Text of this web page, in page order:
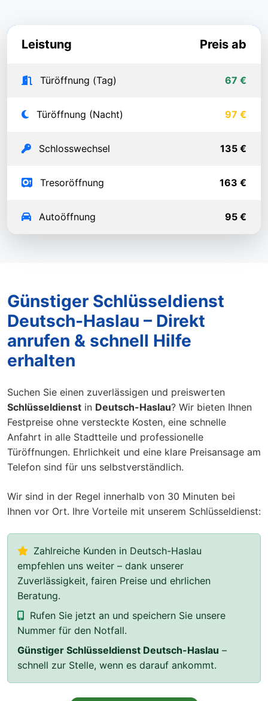
Leistung Preis ab
Türöffnung (Tag) 67 €
Türöffnung (Nacht) 97 €
Schlosswechsel 135 €
Tresoröffnung 163 €
Autoöffnung 95 €
Günstiger Schlüsseldienst
Deutsch-Haslau – Direkt
anrufen & schnell Hilfe
erhalten
Suchen Sie einen zuverlässigen und preiswerten
Schlüsseldienst in Deutsch-Haslau? Wir bieten Ihnen
Festpreise ohne versteckte Kosten, eine schnelle
Anfahrt in alle Stadtteile und professionelle
Türöffnungen. Ehrlichkeit und eine klare Preisansage am
Telefon sind für uns selbstverständlich.
Wir sind in der Regel innerhalb von 30 Minuten bei
Ihnen vor Ort. Ihre Vorteile mit unserem Schlüsseldienst:
Zahlreiche Kunden in Deutsch-Haslau
empfehlen uns weiter – dank unserer
Zuverlässigkeit, fairen Preise und ehrlichen
Beratung.
Rufen Sie jetzt an und speichern Sie unsere
Nummer für den Notfall.
Günstiger Schlüsseldienst Deutsch-Haslau –
schnell zur Stelle, wenn es darauf ankommt.